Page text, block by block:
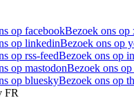
op facebookBezoek ons op
op linkedinBezoek ons op
op rss-feedBezoek ons op
op mastodonBezoek ons
op blueskyBezoek ons op
FR